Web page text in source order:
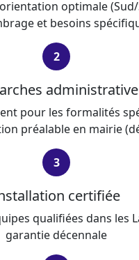
optimale (Sud/
et besoins
2
pour les formalités
préalable en mairie
3
certifiée
qualifiées dans les
garantie décennale